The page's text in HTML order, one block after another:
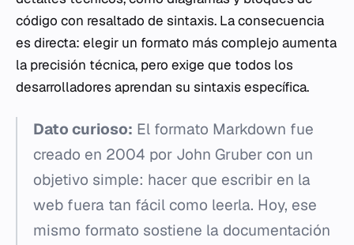
código con resaltado de sintaxis. La consecuencia
es directa: elegir un formato más complejo aumenta
la precisión técnica, pero exige que todos los
desarrolladores aprendan su sintaxis específica.
Dato curioso: El formato Markdown fue
creado en 2004 por John Gruber con un
objetivo simple: hacer que escribir en la
web fuera tan fácil como leerla. Hoy, ese
mismo formato sostiene la documentación